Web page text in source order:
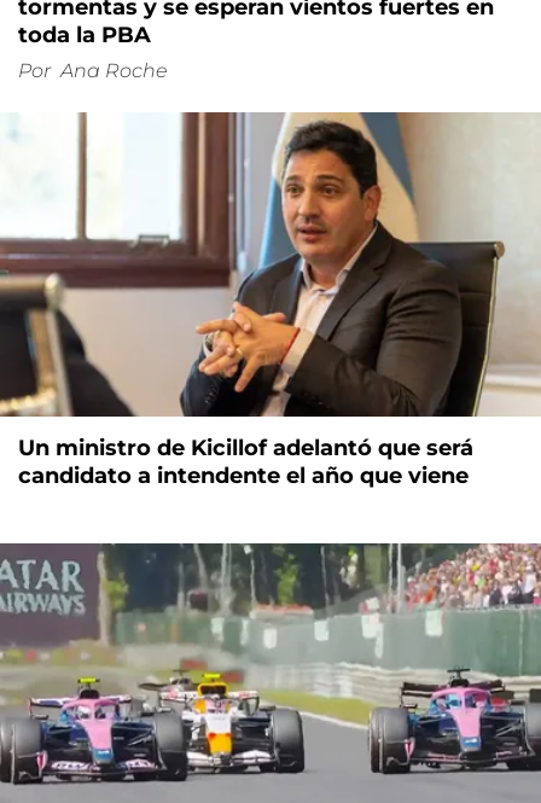
tormentas y se esperan vientos fuertes en
toda la PBA
Por Ana Roche
Un ministro de Kicillof adelantó que será
candidato a intendente el año que viene